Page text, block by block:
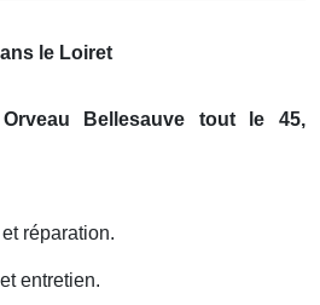
le Loiret
Bellesauve tout le 45,
réparation.
entretien.